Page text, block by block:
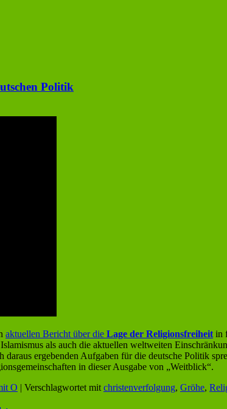
Politik
aktuellen Bericht über die Lage der Religionsfreiheit in
als auch die aktuellen weltweiten
daraus ergebenden Aufgaben für die deutsche Politik
in dieser Ausgabe von „Weitblick“.
O | Verschlagwortet mit christenverfolgung, Gröhe,